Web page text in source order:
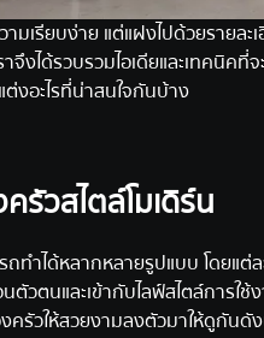
ามเรียบง่าย แต่แฝงไปด้วยราย
งได้รวบรวมไอเดียและเทคนิค
งอะไรที่น่าสนใจกันบ้าง
รัวสไตล์โมเดิร์น
ถทำได้หลากหลายรูปแบบ โดย
นตัวตนและเข้ากับไลฟ์สไตล์การ
ครัวให้สวยงามลงตัวมาให้ดูกันดั